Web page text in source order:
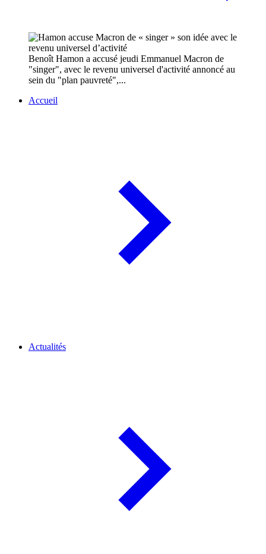
Benoît Hamon a accusé jeudi Emmanuel Macron de
"singer", avec le revenu universel d'activité annoncé au
sein du "plan pauvreté",...
Accueil
Actualités